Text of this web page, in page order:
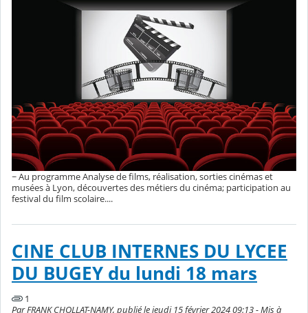
~ Au programme Analyse de films, réalisation, sorties cinémas et
musées à Lyon, découvertes des métiers du cinéma; participation au
festival du film scolaire....
CINE CLUB INTERNES DU LYCEE
DU BUGEY du lundi 18 mars
1
Par FRANK CHOLLAT-NAMY, publié le jeudi 15 février 2024 09:13 - Mis à